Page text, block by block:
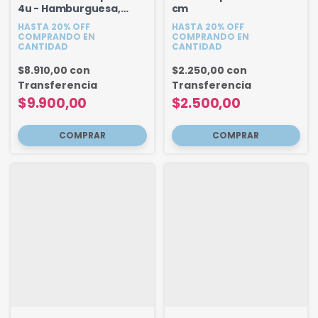
4u - Hamburguesa,
Pancho, Papas, Pizza - 8
a 9.5 cm
HASTA 20% OFF
COMPRANDO EN
CANTIDAD
$9.900,00
$8.910,00 con
Transferencia
cm
HASTA 20% OFF
COMPRANDO EN
CANTIDAD
$2.500,00
$2.250,00 con
Transferencia